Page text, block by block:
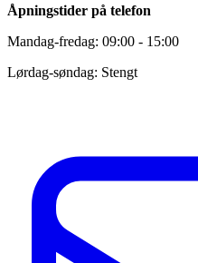
Åpningstider på telefon
Mandag-fredag: 09:00 - 15:00
Lørdag-søndag: Stengt